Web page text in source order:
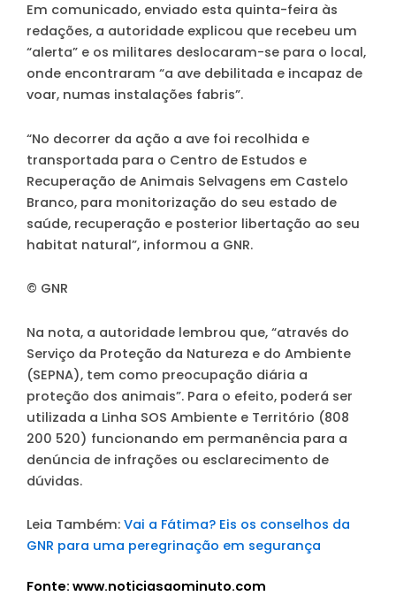
Em comunicado, enviado esta quinta-feira às
redações, a autoridade explicou que recebeu um
“alerta” e os militares deslocaram-se para o local,
onde encontraram “a ave debilitada e incapaz de
voar, numas instalações fabris”.
“No decorrer da ação a ave foi recolhida e
transportada para o Centro de Estudos e
Recuperação de Animais Selvagens em Castelo
Branco, para monitorização do seu estado de
saúde, recuperação e posterior libertação ao seu
habitat natural”, informou a GNR.
© GNR
Na nota, a autoridade lembrou que, “através do
Serviço da Proteção da Natureza e do Ambiente
(SEPNA), tem como preocupação diária a
proteção dos animais”. Para o efeito, poderá ser
utilizada a Linha SOS Ambiente e Território (808
200 520) funcionando em permanência para a
denúncia de infrações ou esclarecimento de
dúvidas.
Leia Também: Vai a Fátima? Eis os conselhos da
GNR para uma peregrinação em segurança
Fonte: www.noticiasaominuto.com